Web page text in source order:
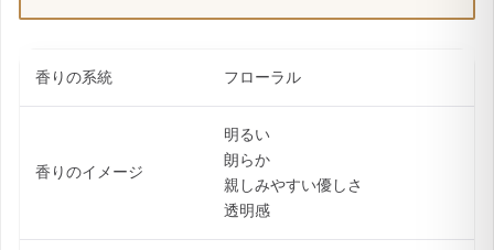
香りの系統 フローラル
香りのイメージ
明るい
朗らか
親しみやすい優しさ
透明感